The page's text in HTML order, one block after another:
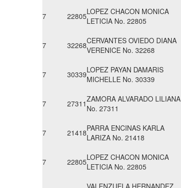
7 22805LOPEZ CHACON MONICA
LETICIA No. 22805
7 32268CERVANTES OVIEDO DIANA
VERENICE No. 32268
7 30339LOPEZ PAYAN DAMARIS
MICHELLE No. 30339
7 27311ZAMORA ALVARADO LILIANA
No. 27311
7 21418PARRA ENCINAS KARLA
LARIZA No. 21418
7 22805LOPEZ CHACON MONICA
LETICIA No. 22805